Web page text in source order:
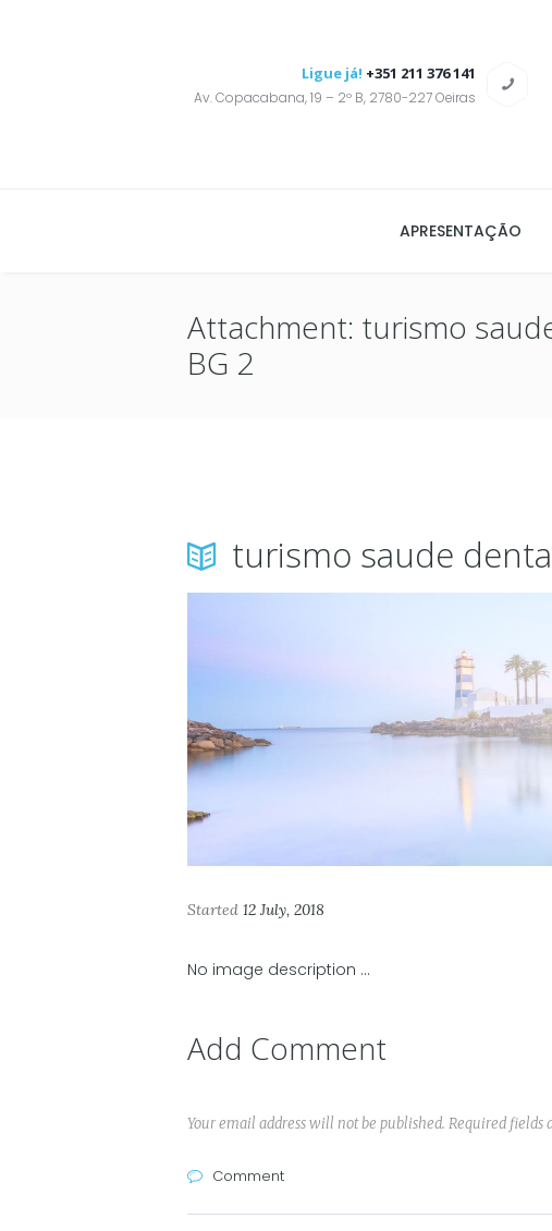
Ligue já! +351 211 376 141
Av. Copacabana, 19 – 2º B, 2780-227 Oeiras
APRESENTAÇÃO
Attachment: turismo
BG 2
turismo saude
Started 12 July, 2018
No image description ...
Add Comment
Your email address will not be published. Required fields